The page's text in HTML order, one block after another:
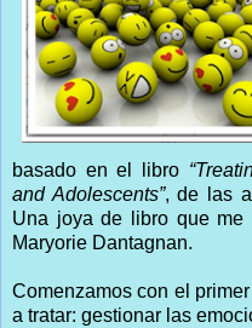
basado en el libro
and Adolescents”, de las
Una joya de libro que me
Maryorie Dantagnan.
Comenzamos con el
a tratar: gestionar las